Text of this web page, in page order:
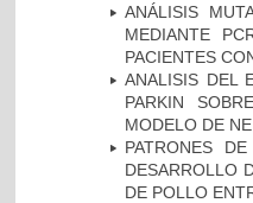
ANÁLISIS
MEDIANTE
PACIENTES
ANALISIS DEL
PARKIN
MODELO DE
PATRONES
DESARROLLO
DE POLLO